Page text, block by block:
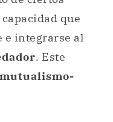
que
e integrarse al
. Este
mutualismo-